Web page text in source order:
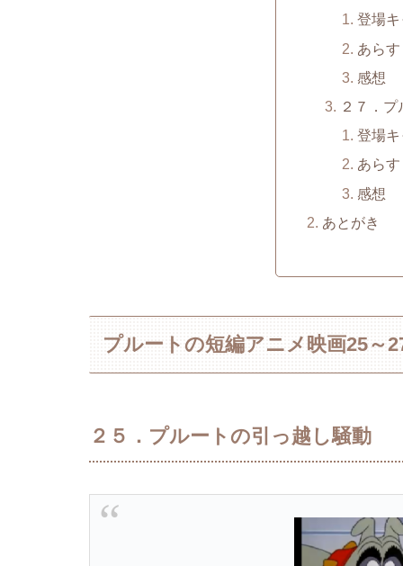
登場
あら
感想
２７．
登場
あら
感想
あとがき
プルートの短編アニメ映画25～
２５．プルートの引っ越し騒動